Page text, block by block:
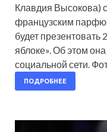
Клавдия Высокова)
французским
будет презентовать
яблоке». Об этом
социальной сети.
ПОДРОБНЕЕ